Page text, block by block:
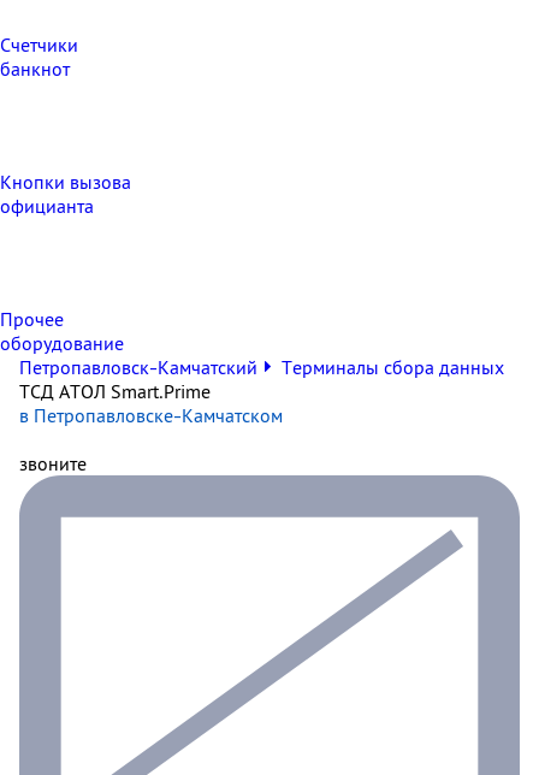
Счетчики
банкнот
Кнопки вызова
официанта
Прочее
оборудование
Петропавловск-Камчатский
Терминалы сбора данных
ТСД АТОЛ Smart.Prime
в Петропавловске-Камчатском
звоните